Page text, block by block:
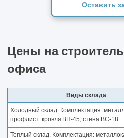
Оставить
Цены на
офиса
Виды склада
Холодный склад. Комплектация:
профлист: кровля ВН-45, стена ВС-18
Теплый склад. Комплектация: